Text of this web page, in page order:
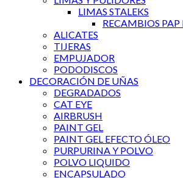
LIMAS STALEKS
RECAMBIOS
ALICATES
TIJERAS
EMPUJADOR
PODODISCOS
DECORACIÓN DE UÑAS
DEGRADADOS
CAT EYE
AIRBRUSH
PAINT GEL
PAINT GEL EFECTO ÓLEO
PURPURINA Y POLVO
POLVO LIQUIDO
ENCAPSULADO